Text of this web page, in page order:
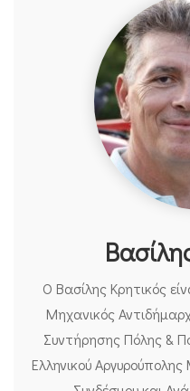
Ο Βασίλης Κρητικός
Μηχανικός
Συντήρησης Πόλης &
Ελληνικού Αργυρούπολης